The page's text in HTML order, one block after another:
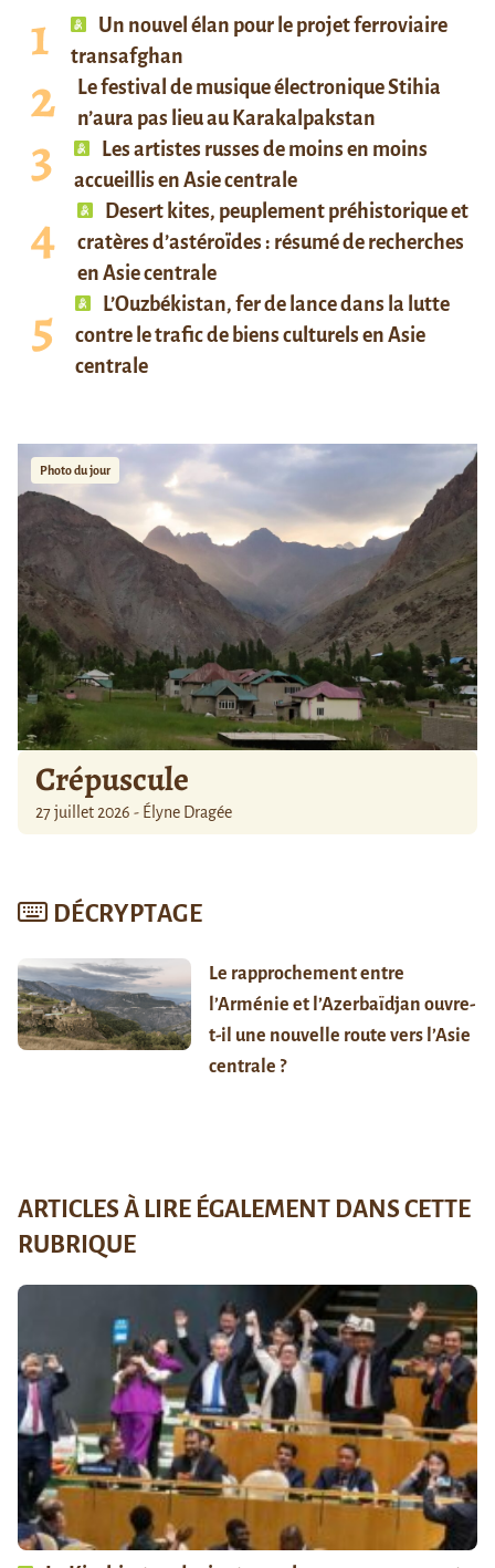
Un nouvel élan pour le projet ferroviaire
transafghan
Le festival de musique électronique Stihia
n’aura pas lieu au Karakalpakstan
Les artistes russes de moins en moins
accueillis en Asie centrale
Desert kites, peuplement préhistorique et
cratères d’astéroïdes : résumé de recherches
en Asie centrale
L’Ouzbékistan, fer de lance dans la lutte
contre le trafic de biens culturels en Asie
centrale
Photo du jour
Crépuscule
27 juillet 2026 - Élyne Dragée
DÉCRYPTAGE
Le rapprochement entre
l’Arménie et l’Azerbaïdjan ouvre-
t-il une nouvelle route vers l’Asie
centrale ?
ARTICLES À LIRE ÉGALEMENT DANS CETTE
RUBRIQUE